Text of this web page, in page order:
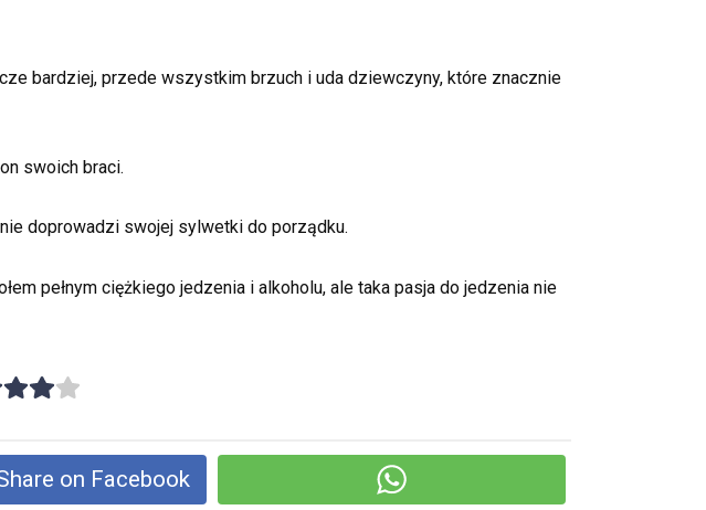
bardziej, przede wszystkim brzuch i uda dziewczyny, które znacznie
swoich braci.
doprowadzi swojej sylwetki do porządku.
pełnym ciężkiego jedzenia i alkoholu, ale taka pasja do jedzenia nie
on Facebook